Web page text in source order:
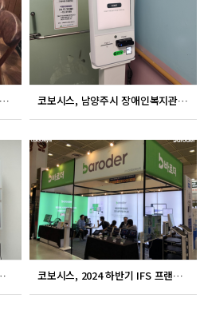
코보시스 매장 관리 통합솔루션 ‘바로더’, 쏘맥산 본점에 공급 코보시스, 남양주시 장애인복지관 식권 키오스크 설치 ''사회적가치 창출 기여"
매장운영 위한 업무협약 코보시스, 2024 하반기 IFS 프랜차이즈 창업박람회서 ‘바로더’ 출품